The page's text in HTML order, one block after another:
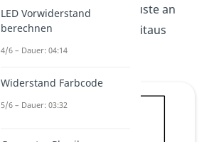
Ansonsten wären die Verluste an
freienLadungsträgern
weitaus
höher gewesen.
LED Vorwiderstand
berechnen
4/6 – Dauer: 04:14
Widerstand Farbcode
5/6 – Dauer: 03:32